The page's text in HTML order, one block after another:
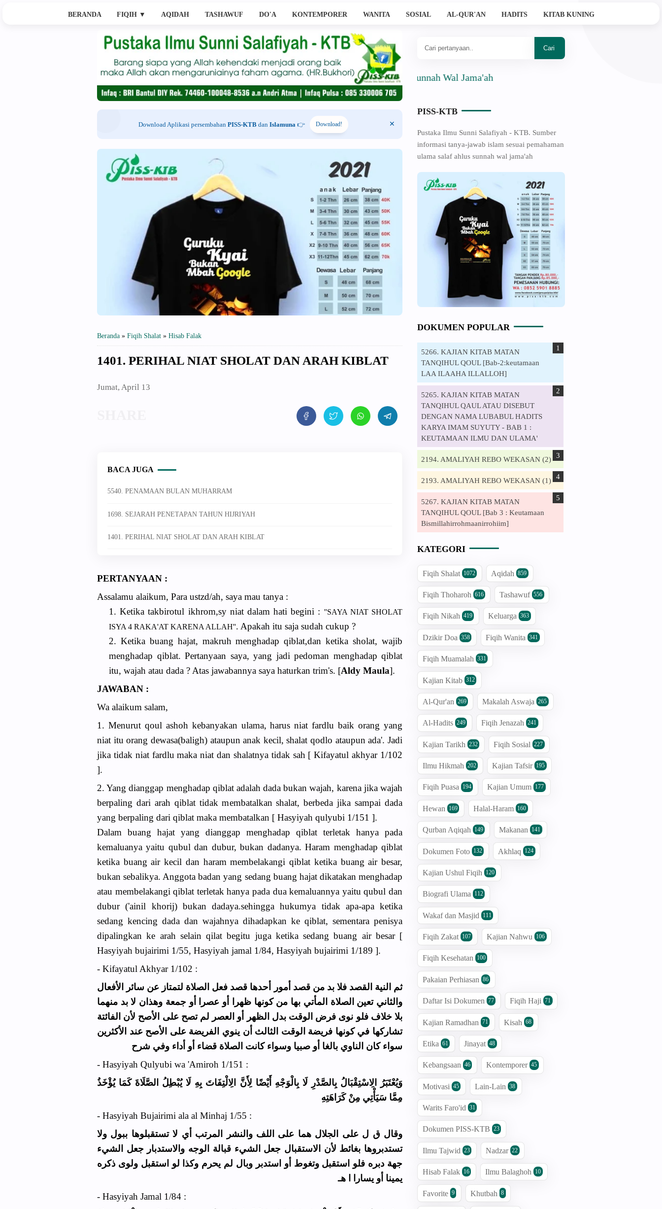
BERANDA FIQIH ▼ AQIDAH TASHAWUF DO'A KONTEMPORER WANITA SOSIAL AL-QUR'AN HADITS KITAB KUNING
Download Aplikasi persembahan PISS-KTBdan Islamuna 👉 Download!
Beranda » Fiqih Shalat » Hisab Falak
1401. PERIHAL NIAT SHOLAT DAN ARAH KIBLAT
Jumat, April 13
BACA JUGA
5540. PENAMAAN BULAN MUHARRAM
1698. SEJARAH PENETAPAN TAHUN HIJRIYAH
1401. PERIHAL NIAT SHOLAT DAN ARAH KIBLAT
PERTANYAAN :
Assalamu alaikum, Para ustzd/ah, saya mau tanya :
1. Ketika takbirotul ikhrom,sy niat dalam hati begini : ''SAYA NIAT SHOLAT
ISYA 4 RAKA'AT KARENA ALLAH''. Apakah itu saja sudah cukup ?
2. Ketika buang hajat, makruh menghadap qiblat,dan ketika sholat, wajib
menghadap qiblat. Pertanyaan saya, yang jadi pedoman menghadap qiblat
itu, wajah atau dada ? Atas jawabannya saya haturkan trim's. [Aldy Maula].
JAWABAN :
Wa alaikum salam,
1. Menurut qoul ashoh kebanyakan ulama, harus niat fardlu baik orang yang
niat itu orang dewasa(baligh) ataupun anak kecil, shalat qodlo ataupun ada'. Jadi
jika tidak niat fardlu maka niat dan shalatnya tidak sah [ Kifayatul akhyar 1/102
].
2. Yang dianggap menghadap qiblat adalah dada bukan wajah, karena jika wajah
berpaling dari arah qiblat tidak membatalkan shalat, berbeda jika sampai dada
yang berpaling dari qiblat maka membatalkan [ Hasyiyah qulyubi 1/151 ].
Dalam buang hajat yang dianggap menghadap qiblat terletak hanya pada
kemaluanya yaitu qubul dan dubur, bukan dadanya. Haram menghadap qiblat
ketika buang air kecil dan haram membelakangi qiblat ketika buang air besar,
bukan sebalikya. Anggota badan yang sedang buang hajat dikatakan menghadap
atau membelakangi qiblat terletak hanya pada dua kemaluannya yaitu qubul dan
dubur ('ainil khorij) bukan dadaya.sehingga hukumya tidak apa-apa ketika
sedang kencing dada dan wajahnya dihadapkan ke qiblat, sementara penisya
dipalingkan ke arah selain qilat begitu juga ketika sedang buang air besar [
Hasyiyah bujairimi 1/55, Hasyiyah jamal 1/84, Hasyiyah bujairimi 1/189 ].
- Kifayatul Akhyar 1/102 :
ثم النية القصد فلا بد من قصد أمور أحدها قصد فعل الصلاة لتمتاز عن سائر الأفعال
والثاني تعين الصلاة المأتي بها من كونها ظهرا أو عصرا أو جمعة وهذان لا بد منهما
بلا خلاف فلو نوى فرض الوقت بدل الظهر أو العصر لم تصح على الأصح لأن الفائتة
تشاركها في كونها فريضة الوقت الثالث أن ينوي الفريضة على الأصح عند الأكثرين
سواء كان الناوي بالغا أو صبيا وسواء كانت الصلاة قضاء أو أداء وفي شرح
- Hasyiyah Qulyubi wa 'Amiroh 1/151 :
وَيُعْتَبَرُ الِاسْتِقْبَالُ بِالصَّدْرِ لَا بِالْوَجْهِ أَيْضًا لِأَنَّ الِالْتِفَاتَ بِهِ لَا يُبْطِلُ الصَّلَاةَ كَمَا يُؤْخَذُ
مِمَّا سَيَأْتِي مِنْ كَرَاهَتِهِ
- Hasyiyah Bujairimi ala al Minhaj 1/55 :
وقال ق ل على الجلال هما على اللف والنشر المرتب أي لا تستقبلوها ببول ولا
تستدبروها بغائط لأن الاستقبال جعل الشيء قبالة الوجه والاستدبار جعل الشيء
جهة دبره فلو استقبل وتغوط أو استدبر وبال لم يحرم وكذا لو استقبل ولوى ذكره
يمينا أو يسارا ا هـ
- Hasyiyah Jamal 1/84 :
Ahlussunnah Wal Jama'ah
PISS-KTB
Pustaka Ilmu Sunni Salafiyah - KTB. Sumber
informasi tanya-jawab islam sesuai pemahaman
ulama salaf ahlus sunnah wal jama'ah
DOKUMEN POPULAR
5266. KAJIAN KITAB MATAN
TANQIHUL QOUL [Bab-2:keutamaan
LAA ILAAHA ILLALLOH]
5265. KAJIAN KITAB MATAN
TANQIHUL QAUL ATAU DISEBUT
DENGAN NAMA LUBABUL HADITS
KARYA IMAM SUYUTY - BAB 1 :
KEUTAMAAN ILMU DAN ULAMA'
2194. AMALIYAH REBO WEKASAN (2)
2193. AMALIYAH REBO WEKASAN (1)
5267. KAJIAN KITAB MATAN
TANQIHUL QOUL [Bab 3 : Keutamaan
Bismillahirrohmaanirrohiim]
KATEGORI
Fiqih Shalat 1072 Aqidah 859
Fiqih Thoharoh 616 Tashawuf 556
Fiqih Nikah 419 Keluarga 363
Dzikir Doa 358 Fiqih Wanita 341
Fiqih Muamalah 331
Kajian Kitab 312
Al-Qur'an 269 Makalah Aswaja 265
Al-Hadits 249 Fiqih Jenazah 241
Kajian Tarikh 232 Fiqih Sosial 227
Ilmu Hikmah 202 Kajian Tafsir 195
Fiqih Puasa 194 Kajian Umum 177
Hewan 169 Halal-Haram 160
Qurban Aqiqah 149 Makanan 141
Dokumen Foto 132 Akhlaq 124
Kajian Ushul Fiqih 120
Biografi Ulama 112
Wakaf dan Masjid 111
Fiqih Zakat 107 Kajian Nahwu 106
Fiqih Kesehatan 100
Pakaian Perhiasan 86
Daftar Isi Dokumen 77 Fiqih Haji 71
Kajian Ramadhan 71 Kisah 68
Etika 61 Jinayat 48
Kebangsaan 46 Kontemporer 45
Motivasi 45 Lain-Lain 38
Warits Faro'id 31
Dokumen PISS-KTB 23
Ilmu Tajwid 23 Nadzar 22
Hisab Falak 16 Ilmu Balaghoh 10
Favorite 9 Khutbah 8